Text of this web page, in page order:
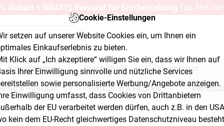
Cookie-Einstellungen
setzen auf unserer Website Cookies ein, um Ihnen ein
Einkaufserlebnis zu bieten.
Klick auf „Ich akzeptiere“ willigen Sie ein, dass wir Ihnen auf
Ihrer Einwilligung sinnvolle und nützliche Services
sowie personalisierte Werbung/Angebote anzeigen.
Einwilligung umfasst, dass Cookies von Drittanbietern
der EU verarbeitet werden dürfen, auch z.B. in den
kein dem EU-Recht gleichwertiges Datenschutzniveau
Rabatt + GRATIS Versand für Erstbestellung (ab 49€
Schreibwaren Bürotechnik Präsentation
& Haushalt Reinigung & Hygiene
& Baumarkt
2 Breadcrumb Flyout Button 3